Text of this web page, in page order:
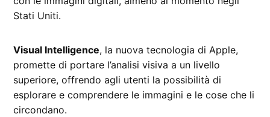
Stati Uniti.
Visual Intelligence, la nuova tecnologia di Apple,
promette di portare l’analisi visiva a un livello
superiore, offrendo agli utenti la possibilità di
esplorare e comprendere le immagini e le cose che li
circondano.